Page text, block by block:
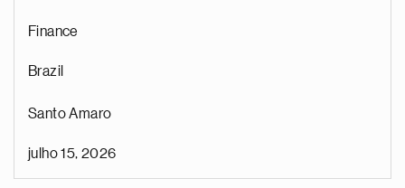
Finance
Brazil
Santo Amaro
julho 15, 2026